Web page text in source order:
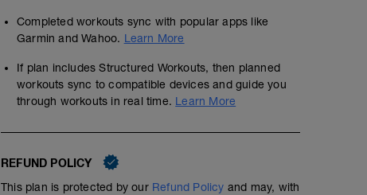
Completed workouts sync with popular apps like
Garmin and Wahoo. Learn More
If plan includes Structured Workouts, then planned
workouts sync to compatible devices and guide you
through workouts in real time. Learn More
REFUND POLICY
This plan is protected by our Refund Policy and may, with